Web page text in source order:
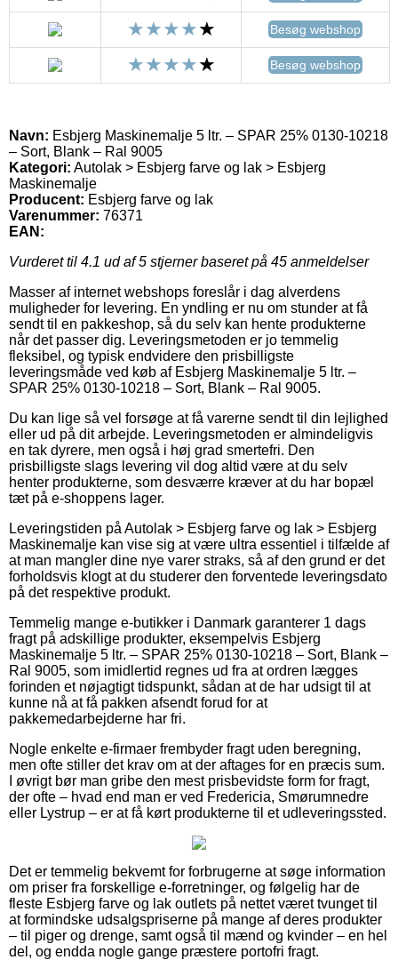
Besøg webshop
Besøg webshop
Navn: Esbjerg Maskinemalje 5 ltr. – SPAR 25% 0130-10218
– Sort, Blank – Ral 9005
Kategori: Autolak > Esbjerg farve og lak > Esbjerg
Maskinemalje
Producent: Esbjerg farve og lak
Varenummer: 76371
EAN:
Vurderet til 4.1 ud af 5 stjerner baseret på 45 anmeldelser
Masser af internet webshops foreslår i dag alverdens
muligheder for levering. En yndling er nu om stunder at få
sendt til en pakkeshop, så du selv kan hente produkterne
når det passer dig. Leveringsmetoden er jo temmelig
fleksibel, og typisk endvidere den prisbilligste
leveringsmåde ved køb af Esbjerg Maskinemalje 5 ltr. –
SPAR 25% 0130-10218 – Sort, Blank – Ral 9005.
Du kan lige så vel forsøge at få varerne sendt til din lejlighed
eller ud på dit arbejde. Leveringsmetoden er almindeligvis
en tak dyrere, men også i høj grad smertefri. Den
prisbilligste slags levering vil dog altid være at du selv
henter produkterne, som desværre kræver at du har bopæl
tæt på e-shoppens lager.
Leveringstiden på Autolak > Esbjerg farve og lak > Esbjerg
Maskinemalje kan vise sig at være ultra essentiel i tilfælde af
at man mangler dine nye varer straks, så af den grund er det
forholdsvis klogt at du studerer den forventede leveringsdato
på det respektive produkt.
Temmelig mange e-butikker i Danmark garanterer 1 dags
fragt på adskillige produkter, eksempelvis Esbjerg
Maskinemalje 5 ltr. – SPAR 25% 0130-10218 – Sort, Blank –
Ral 9005, som imidlertid regnes ud fra at ordren lægges
forinden et nøjagtigt tidspunkt, sådan at de har udsigt til at
kunne nå at få pakken afsendt forud for at
pakkemedarbejderne har fri.
Nogle enkelte e-firmaer frembyder fragt uden beregning,
men ofte stiller det krav om at der aftages for en præcis sum.
I øvrigt bør man gribe den mest prisbevidste form for fragt,
der ofte – hvad end man er ved Fredericia, Smørumnedre
eller Lystrup – er at få kørt produkterne til et udleveringssted.
Det er temmelig bekvemt for forbrugerne at søge information
om priser fra forskellige e-forretninger, og følgelig har de
fleste Esbjerg farve og lak outlets på nettet været tvunget til
at formindske udsalgspriserne på mange af deres produkter
– til piger og drenge, samt også til mænd og kvinder – en hel
del, og endda nogle gange præstere portofri fragt.